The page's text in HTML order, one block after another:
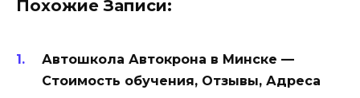
Похожие Записи:
Автошкола Автокрона в Минске —
Стоимость обучения, Отзывы, Адреса